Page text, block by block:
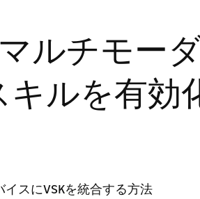
ルチモー
キルを有効
スにVSKを統合する方法